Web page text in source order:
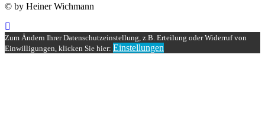
© by Heiner Wichmann
Zum Ändern Ihrer Datenschutzeinstellung, z.B. Erteilung oder Widerruf von
Einwilligungen, klicken Sie hier: Einstellungen